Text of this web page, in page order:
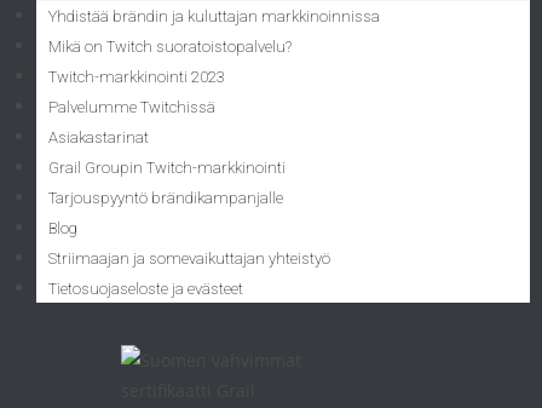
Yhdistää brändin ja kuluttajan markkinoinnissa
Mikä on Twitch suoratoistopalvelu?
Twitch-markkinointi 2023
Palvelumme Twitchissä
Asiakastarinat
Grail Groupin Twitch-markkinointi
Tarjouspyyntö brändikampanjalle
Blog
Striimaajan ja somevaikuttajan yhteistyö
Tietosuojaseloste ja evästeet